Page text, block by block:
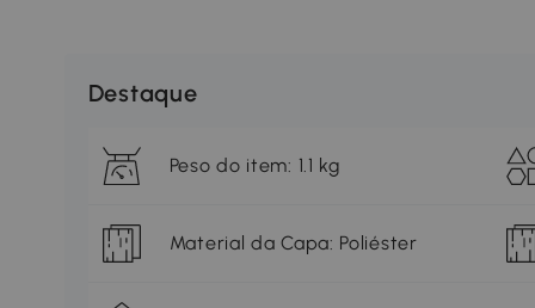
Destaque
Peso do item: 1.1 kg
Material da Capa: Poliéster